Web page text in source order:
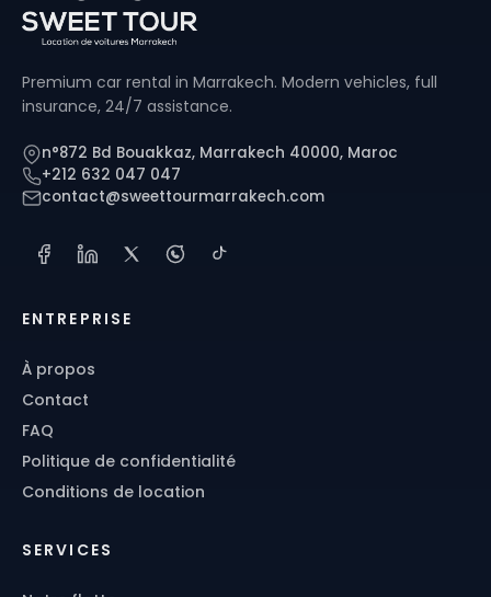
Premium car rental in Marrakech. Modern vehicles, full
insurance, 24/7 assistance.
n°872 Bd Bouakkaz, Marrakech 40000, Maroc
+212 632 047 047
contact@sweettourmarrakech.com
ENTREPRISE
À propos
Contact
FAQ
Politique de confidentialité
Conditions de location
SERVICES